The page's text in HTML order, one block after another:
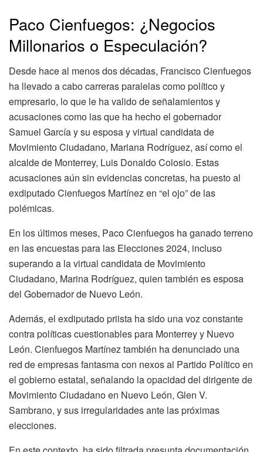
Paco Cienfuegos: ¿Negocios
Millonarios o Especulación?
Desde hace al menos dos décadas, Francisco Cienfuegos
ha llevado a cabo carreras paralelas como político y
empresario, lo que le ha valido de señalamientos y
acusaciones como las que ha hecho el gobernador
Samuel García y su esposa y virtual candidata de
Movimiento Ciudadano, Mariana Rodríguez, así como el
alcalde de Monterrey, Luis Donaldo Colosio. Estas
acusaciones aún sin evidencias concretas, ha puesto al
exdiputado Cienfuegos Martínez en “el ojo” de las
polémicas.
En los últimos meses, Paco Cienfuegos ha ganado terreno
en las encuestas para las Elecciones 2024, incluso
superando a la virtual candidata de Movimiento
Ciudadano, Marina Rodríguez, quien también es esposa
del Gobernador de Nuevo León.
Además, el exdiputado priista ha sido una voz constante
contra políticas cuestionables para Monterrey y Nuevo
León. Cienfuegos Martínez también ha denunciado una
red de empresas fantasma con nexos al Partido Político en
el gobierno estatal, señalando la opacidad del dirigente de
Movimiento Ciudadano en Nuevo León, Glen V.
Sambrano, y sus irregularidades ante las próximas
elecciones.